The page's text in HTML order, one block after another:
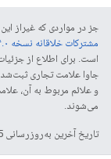
جز در مواردی که غیراز
مشترکات خلاقانه نسخه ۴.۰
است. برای اطلاع از
می‌شوند.
تاریخ آخرین به‌روزرسانی 2025-07-28 به‌وقت ساعت هماهنگ جهانی.